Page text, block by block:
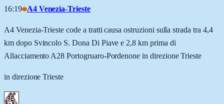
16:19 A4 Venezia-Trieste
A4 Venezia-Trieste code a tratti causa ostruzioni sulla strada tra 4,4
km dopo Svincolo S. Dona Di Piave e 2,8 km prima di
Allacciamento A28 Portogruaro-Pordenone in direzione Trieste
in direzione Trieste